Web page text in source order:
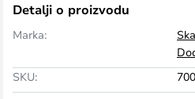
Detalji o proizvodu
Marka:
SKU: